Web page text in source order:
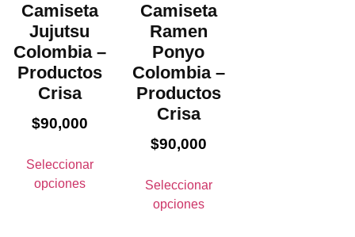
Camiseta
Jujutsu
Colombia –
Productos
Crisa
$90,000
Seleccionar
opciones
Camiseta
Ramen
Ponyo
Colombia –
Productos
Crisa
$90,000
Seleccionar
opciones